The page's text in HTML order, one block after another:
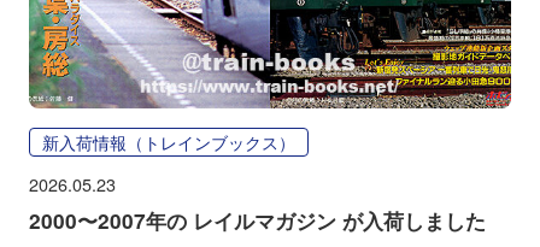
新入荷情報（トレインブックス）
2026.05.23
2000〜2007年の レイルマガジン が入荷しました